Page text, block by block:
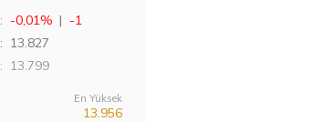
: -0,01% | -1
: 13.827
: 13.799
En Yüksek
13.956